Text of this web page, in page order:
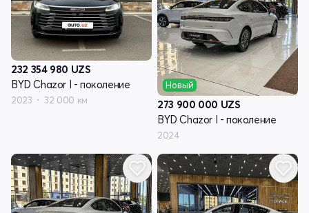
232 354 980 UZS
BYD Chazor I - поколение
2023 32 000 км
Новый
273 900 000 UZS
BYD Chazor I - поколение
2024